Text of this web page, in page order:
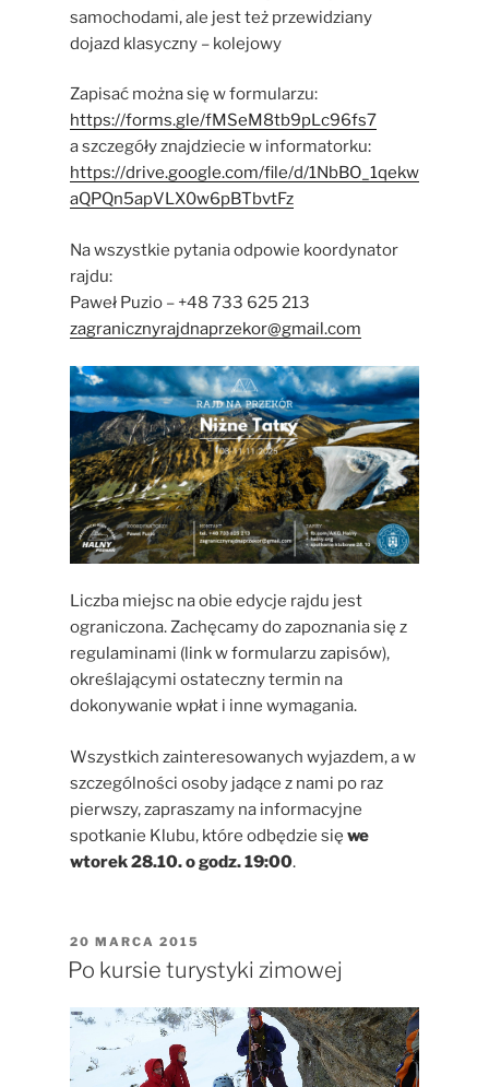
samochodami, ale jest też przewidziany
dojazd klasyczny – kolejowy
Zapisać można się w formularzu:
https://forms.gle/fMSeM8tb9pLc96fs7
a szczegóły znajdziecie w informatorku:
https://drive.google.com/file/d/1NbBO_1qekw
aQPQn5apVLX0w6pBTbvtFz
Na wszystkie pytania odpowie koordynator
rajdu:
Paweł Puzio – +48 733 625 213
zagranicznyrajdnaprzekor@gmail.com
Liczba miejsc na obie edycje rajdu jest
ograniczona. Zachęcamy do zapoznania się z
regulaminami (link w formularzu zapisów),
określającymi ostateczny termin na
dokonywanie wpłat i inne wymagania.
Wszystkich zainteresowanych wyjazdem, a w
szczególności osoby jadące z nami po raz
pierwszy, zapraszamy na informacyjne
spotkanie Klubu, które odbędzie się we
wtorek 28.10. o godz. 19:00.
OPUBLIKOWANE
W
20 MARCA 2015
Po kursie turystyki zimowej